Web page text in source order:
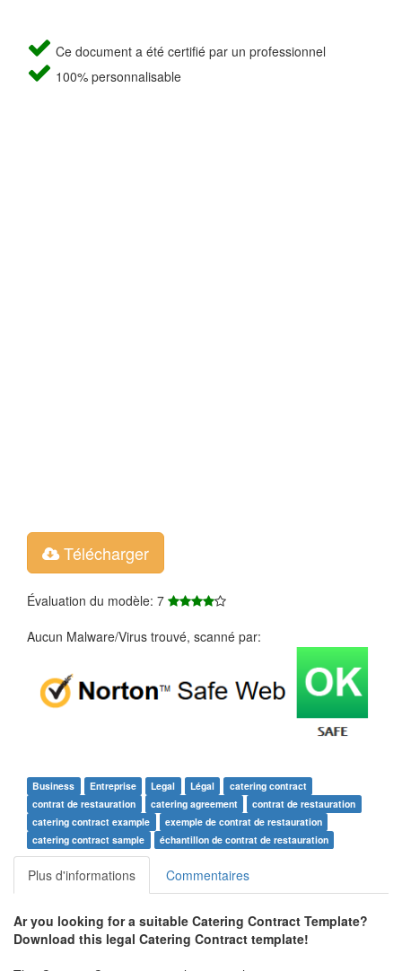
Ce document a été certifié par un professionnel
100% personnalisable
Télécharger
Évaluation du modèle: 7
Aucun Malware/Virus trouvé, scanné par:
Business Entreprise Legal Légal
catering contract
contrat de restauration
catering agreement
contrat de restauration
catering contract example
exemple de contrat de restauration
catering contract sample
échantillon de contrat de restauration
Plus d'informations Commentaires
Ar you looking for a suitable Catering Contract Template?
Download this legal Catering Contract template!